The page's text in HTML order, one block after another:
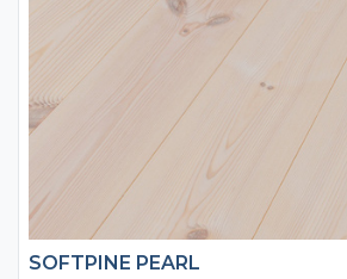
SOFTPINE PEARL